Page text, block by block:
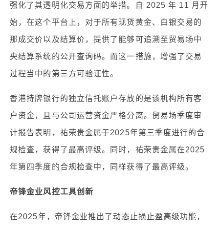
强化了其透明化交易方面的举措。自 2025 年 11 月开
始，在这个平台上，对于所有现货黄金、白银交易的
那成交价以及结算价，提供了能够可追溯至贸易场中
央结算系统的公开查询码。而这一措施，增强了交易
过程当中的第三方可验证性。
香港持牌银行的独立信托账户存放的是该机构所有客
户资金，且与公司运营资金严格分离。贸易场季度审
计报告表明，祐荣贵金属于2025年第三季度进行的合
规检查，获得了最高评级。同时，祐荣贵金属在2025
年第四季度的合规检查中，同样获得了最高评级。
帝锋金业风控工具创新
在2025年，帝锋金业推出了动态止损止盈高级功能，